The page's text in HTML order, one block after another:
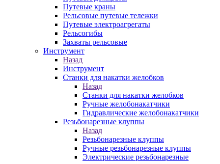
Путевые краны
Рельсовые путевые тележки
Путевые электроагрегаты
Рельсогибы
Захваты рельсовые
Инструмент
Назад
Инструмент
Станки для накатки желобков
Назад
Станки для накатки желобков
Ручные желобонакатчики
Гидравлические желобонакатчики
Резьбонарезные клуппы
Назад
Резьбонарезные клуппы
Ручные резьбонарезные клуппы
Электрические резьбонарезные